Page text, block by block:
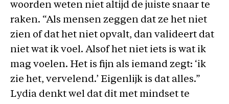
woorden weten niet altijd de juiste snaar te
raken. “Als mensen zeggen dat ze het niet
zien of dat het niet opvalt, dan valideert dat
niet wat ik voel. Alsof het niet iets is wat ik
mag voelen. Het is fijn als iemand zegt: ‘ik
zie het, vervelend.’ Eigenlijk is dat alles.”
Lydia denkt wel dat dit met mindset te